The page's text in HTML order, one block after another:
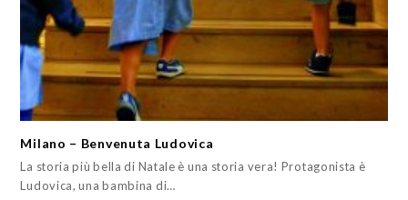
Milano – Benvenuta Ludovica
La storia più bella di Natale è una storia vera! Protagonista è
Ludovica, una bambina di…